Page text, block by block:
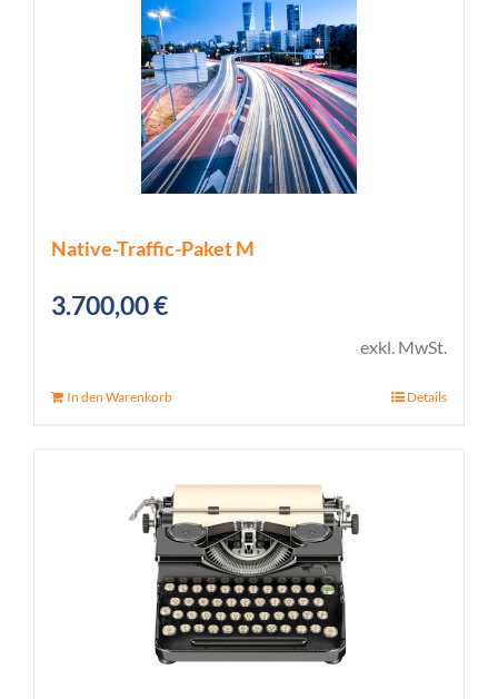
Native-Traffic-Paket M
3.700,00€
exkl. MwSt.
In den Warenkorb Details